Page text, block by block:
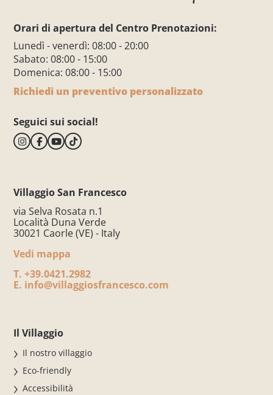
Orari di apertura del Centro Prenotazioni:
Lunedì - venerdì: 08:00 - 20:00
Sabato: 08:00 - 15:00
Domenica: 08:00 - 15:00
Richiedi un preventivo personalizzato
Seguici sui social!
Villaggio San Francesco
via Selva Rosata n.1
Località Duna Verde
30021 Caorle (VE) - Italy
Vedi mappa
T. +39.0421.2982
E. info@villaggiosfrancesco.com
Il Villaggio
Il nostro villaggio
Eco-friendly
Accessibilità